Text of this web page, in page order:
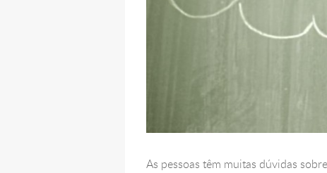
As pessoas têm muitas dúvidas